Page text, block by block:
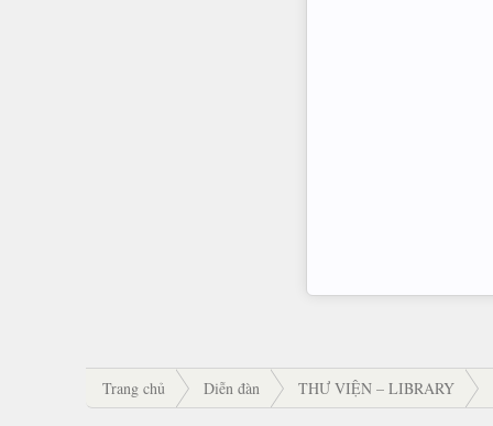
Trang chủ Diễn đàn THƯ VIỆN – LIBRARY